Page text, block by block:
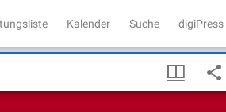
Kalender Suche digiPress